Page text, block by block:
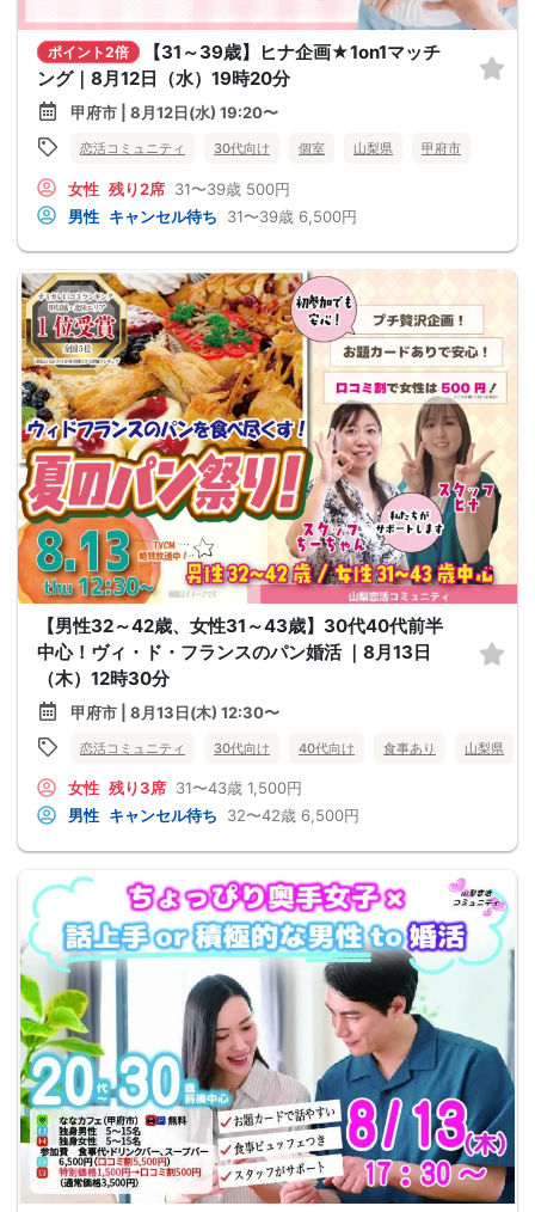
ポイント2倍
【31～39歳】ヒナ企画★1on1マッチ
ング｜8月12日（水）19時20分
甲府市 | 8月12日(水) 19:20〜
恋活コミュニティ 30代向け 個室 山梨県 甲府市
女性 残り2席 31〜39歳 500円
男性 キャンセル待ち 31〜39歳 6,500円
【男性32～42歳、女性31～43歳】30代40代前半
中心！ヴィ・ド・フランスのパン婚活 ｜8月13日
（木）12時30分
甲府市 | 8月13日(木) 12:30〜
恋活コミュニティ 30代向け 40代向け 食事あり 山梨県
女性 残り3席 31〜43歳 1,500円
男性 キャンセル待ち 32〜42歳 6,500円